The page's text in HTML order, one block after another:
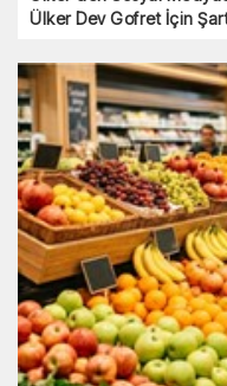
Ülker Dev Gofret İçin